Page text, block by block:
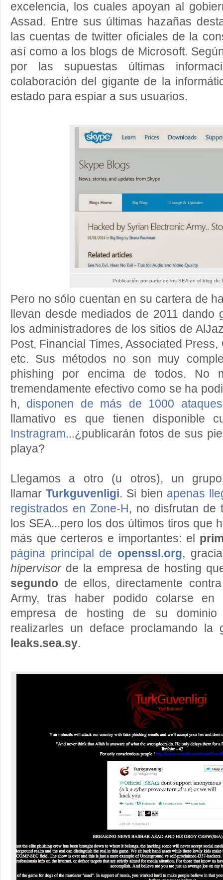
excelencia, los cuales apoyan al
Assad. Entre sus últimas hazañas
las cuentas de twitter oficiales de la
así como a los blogs de Microsoft.
por las supuestas últimas
colaboración del gigante de la
estado para espiar a sus usuarios.
Publicación por parte de los SEA en el blog de
Pero no sólo cuentan en su cartera de
llevan desde mediados de 2011 dando
los administradores de los sitios de
Post, Financial Times, Associated
etc. Sus métodos no son muy
phishing por encima de todos. No
tremendamente efectivo como se ha
h, disponen de más de 1000
llamativo es que tienen disponible
Instragram...¿publicarán fotos de sus
playa?
Llegamos a otro (u otros), un
llamarTurkguvenligi. Si bien apenas
registrados en Zone-H, no disfrutan de
los SEA...pero los dos últimos tiros que
más que certeros e importantes: el
página principal de openssl.org,
hipervisorde la empresa de hosting
segundo de ellos, directamente
Army, tras haber podido colarse
empresa de hosting de su dominio
realizarles un deface proclamando la
leaks.sea.sy.